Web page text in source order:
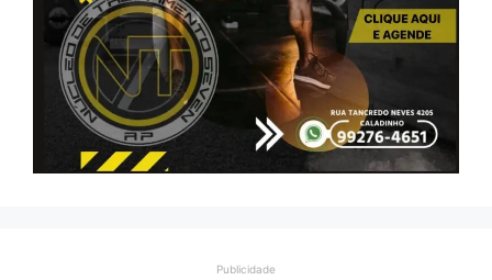
Publicidade